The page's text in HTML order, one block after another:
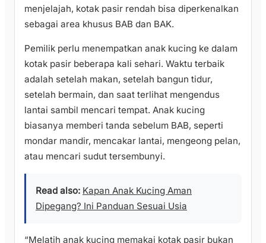
menjelajah, kotak pasir rendah bisa diperkenalkan
sebagai area khusus BAB dan BAK.
Pemilik perlu menempatkan anak kucing ke dalam
kotak pasir beberapa kali sehari. Waktu terbaik
adalah setelah makan, setelah bangun tidur,
setelah bermain, dan saat terlihat mengendus
lantai sambil mencari tempat. Anak kucing
biasanya memberi tanda sebelum BAB, seperti
mondar mandir, mencakar lantai, mengeong pelan,
atau mencari sudut tersembunyi.
Read also: Kapan Anak Kucing Aman
Dipegang? Ini Panduan Sesuai Usia
“Melatih anak kucing memakai kotak pasir bukan